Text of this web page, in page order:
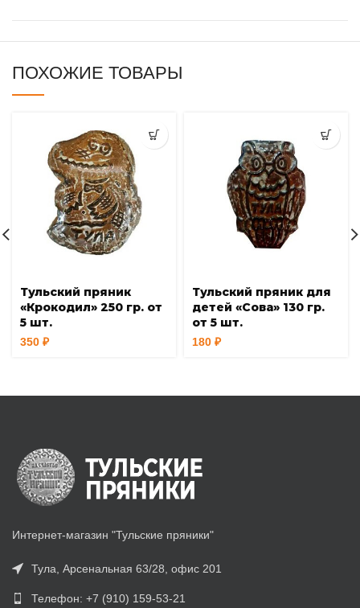
ПОХОЖИЕ ТОВАРЫ
Тульский пряник
«Крокодил» 250 гр. от
5 шт.
350 ₽
Тульский пряник для
детей «Сова» 130 гр.
от 5 шт.
180 ₽
Интернет-магазин "Тульские пряники"
Тула, Арсенальная 63/28, офис 201
Телефон: +7 (910) 159-53-21